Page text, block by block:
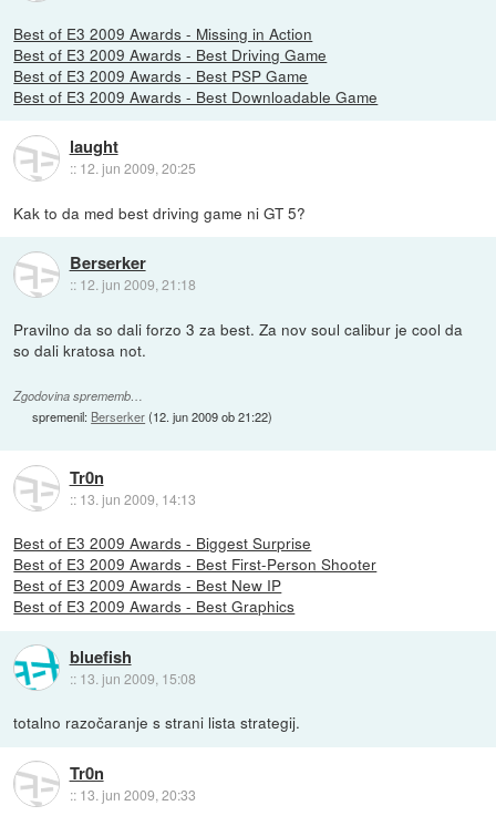
Best of E3 2009 Awards - Missing in Action
Best of E3 2009 Awards - Best Driving Game
Best of E3 2009 Awards - Best PSP Game
Best of E3 2009 Awards - Best Downloadable Game
laught
:: 12. jun 2009, 20:25
Kak to da med best driving game ni GT 5?
Berserker
:: 12. jun 2009, 21:18
Pravilno da so dali forzo 3 za best. Za nov soul calibur je cool da
so dali kratosa not.
Zgodovina sprememb…
spremenil: Berserker(12. jun 2009 ob 21:22)
Tr0n
:: 13. jun 2009, 14:13
Best of E3 2009 Awards - Biggest Surprise
Best of E3 2009 Awards - Best First-Person Shooter
Best of E3 2009 Awards - Best New IP
Best of E3 2009 Awards - Best Graphics
bluefish
:: 13. jun 2009, 15:08
totalno razočaranje s strani lista strategij.
Tr0n
:: 13. jun 2009, 20:33